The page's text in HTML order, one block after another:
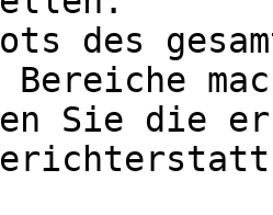
des
Bereiche
Sie die